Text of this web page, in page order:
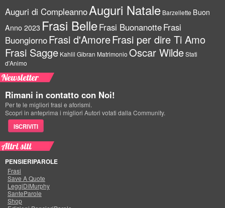
Auguri di CompleannoAuguri Natale Barzellette Buon
Anno 2023 Frasi BelleFrasi BuonanotteFrasi
BuongiornoFrasi d'AmoreFrasi per dire Ti Amo
Frasi Sagge Kahlil Gibran Matrimonio Oscar WildeStati
d'Animo
Newsletter
Rimani in contatto con Noi!
Per te le migliori frasi e aforismi.
Scopri in anteprima i migliori Autori votati dalla Community.
ISCRIVITI
Altri siti
PENSIERIPAROLE
Frasi
Save A Quote
LeggiDiMurphy
SanteParole
Shop